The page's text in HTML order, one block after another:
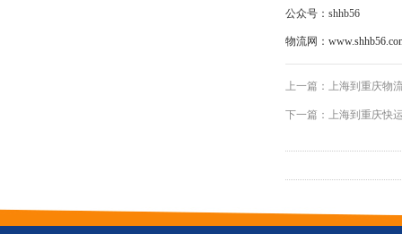
公众号： shhb56
物流网：
上一篇： 上海到重庆物
下一篇： 上海到重庆快